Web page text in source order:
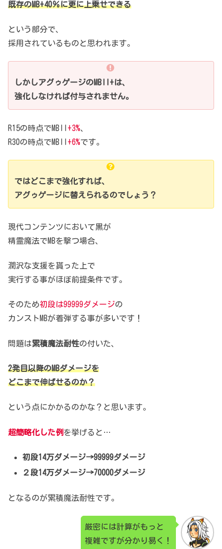
既存のMB+40％に更に上乗せできる
という部分で、
採用されているものと思われます。
しかしアグゥゲージのMBII+は、
強化しなければ付与されません。
R15の時点でMBII +3%、
R30の時点でMBII +6%です。
ではどこまで強化すれば、
アグゥゲージに替えられるのでしょう？
現代コンテンツにおいて黒が
精霊魔法でMBを撃つ場合、
潤沢な支援を貰った上で
実行する事がほぼ前提条件です。
そのため初段は99999ダメージの
カンストMBが着弾する事が多いです！
問題は累積魔法耐性の付いた、
2発目以降のMBダメージを
どこまで伸ばせるのか？
という点にかかるのかな？と思います。
超簡略化した例 を挙げると…
初段14万ダメージ→99999ダメージ
２段14万ダメージ→70000ダメージ
となるのが累積魔法耐性です。
厳密には計算がもっと
複雑ですが分かり易く！